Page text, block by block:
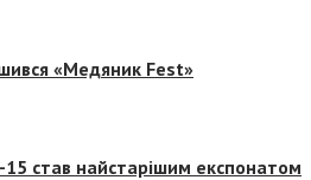
«Медяник Fest»
15 став найстарішим експонатом